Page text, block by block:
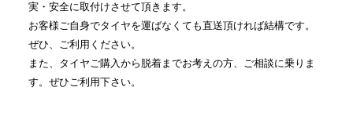
実・安全に取付けさせて頂きます。
お客様ご自身でタイヤを運ばなくても直送頂ければ結構です。
ぜひ、ご利用ください。
また、タイヤご購入から脱着までお考えの方、ご相談に乗りま
す。ぜひご利用下さい。